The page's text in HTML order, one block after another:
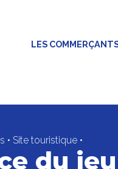
LES
• Site touristique •
du